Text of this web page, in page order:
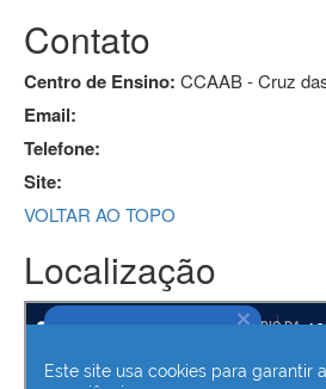
Contato
Centro de Ensino: CCAAB - Cruz
Email:
Telefone:
Site:
VOLTAR AO TOPO
Localização